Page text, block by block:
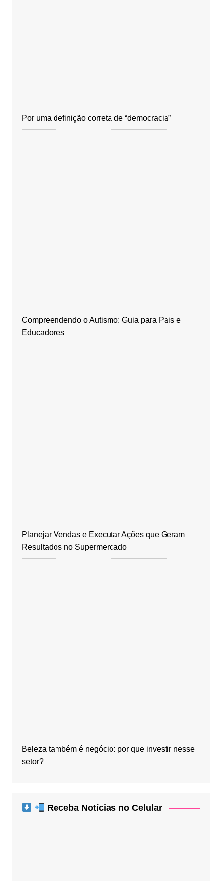
Por uma definição correta de “democracia”
Compreendendo o Autismo: Guia para Pais e
Educadores
Planejar Vendas e Executar Ações que Geram
Resultados no Supermercado
Beleza também é negócio: por que investir nesse
setor?
Receba Notícias no Celular